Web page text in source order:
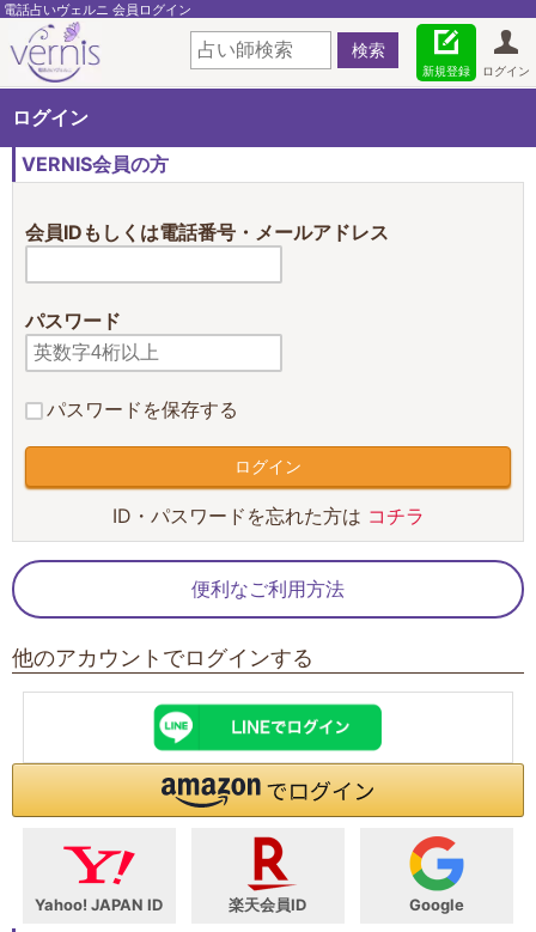
電話占いヴェルニ 会員ログイン
ログイン
新規登録
ログイン
VERNIS会員の方
会員IDもしくは電話番号・メールアドレス
パスワード
パスワードを保存する
ID・パスワードを忘れた方は コチラ
便利なご利用方法
他のアカウントでログインする
Yahoo! JAPAN ID 楽天会員ID Google